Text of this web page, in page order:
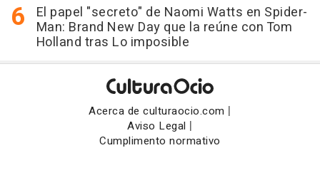
El papel "secreto" de Naomi Watts en Spider-
Man: Brand New Day que la reúne con Tom
Holland tras Lo imposible
Acerca de culturaocio.com |
Aviso Legal |
Cumplimento normativo